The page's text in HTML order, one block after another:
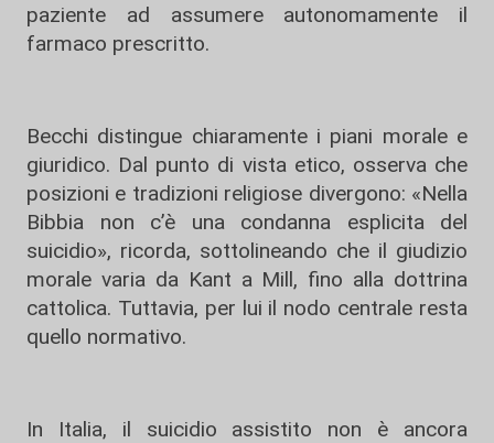
paziente ad assumere autonomamente il
farmaco prescritto.
Becchi distingue chiaramente i piani morale e
giuridico. Dal punto di vista etico, osserva che
posizioni e tradizioni religiose divergono: «Nella
Bibbia non c’è una condanna esplicita del
suicidio», ricorda, sottolineando che il giudizio
morale varia da Kant a Mill, fino alla dottrina
cattolica. Tuttavia, per lui il nodo centrale resta
quello normativo.
In Italia, il suicidio assistito non è ancora